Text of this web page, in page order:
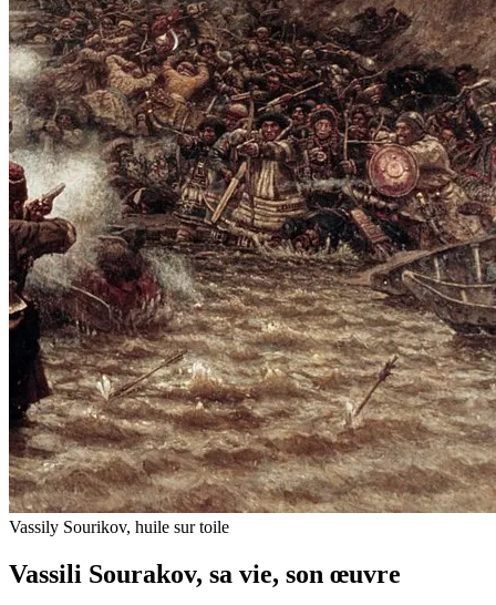
Vassily Sourikov, huile sur toile
Vassili Sourakov, sa vie, son œuvre